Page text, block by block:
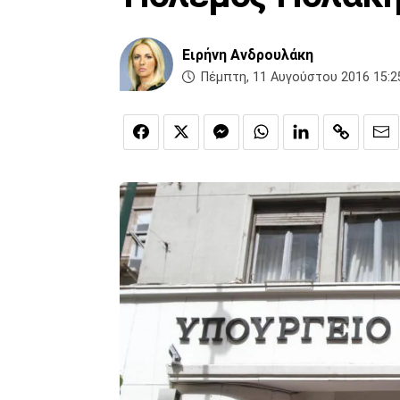
Ειρήνη Ανδρουλάκη
Πέμπτη, 11 Αυγούστου 2016